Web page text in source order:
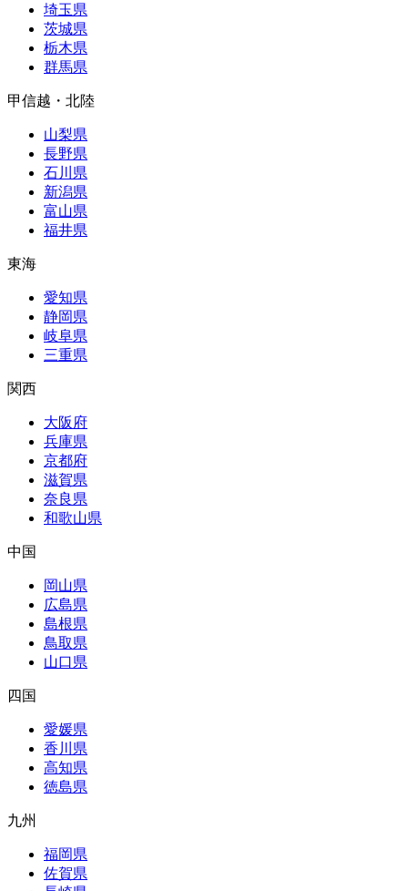
埼玉県
茨城県
栃木県
群馬県
甲信越・北陸
山梨県
長野県
石川県
新潟県
富山県
福井県
東海
愛知県
静岡県
岐阜県
三重県
関西
大阪府
兵庫県
京都府
滋賀県
奈良県
和歌山県
中国
岡山県
広島県
島根県
鳥取県
山口県
四国
愛媛県
香川県
高知県
徳島県
九州
福岡県
佐賀県